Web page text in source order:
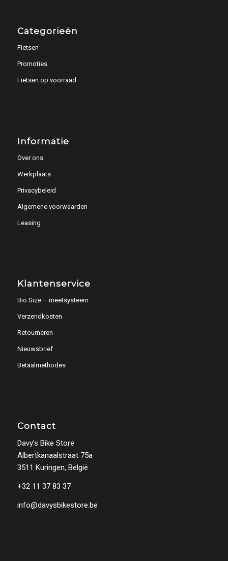
Categorieën
Fietsen
Promoties
Fietsen op voorraad
Informatie
Over ons
Werkplaats
Privacybeleid
Algemene voorwaarden
Leasing
Klantenservice
Bio Size – meetsysteem
Verzendkosten
Retourneren
Nieuwsbrief
Betaalmethodes
Contact
Davy’s Bike Store
Albertkanaalstraat 75a
3511 Kuringen, België
+32 11 37 83 37
info@davysbikestore.be